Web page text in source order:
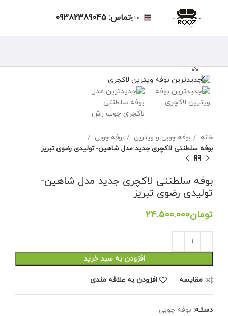
منوتماس: 09382389045
برای بزرگنمایی کلیک کنید
خانه بوفه چوبی و ویترین
بوفه چوبی
بوفه سلطنتی لاکچری جدید مدل شاهین- تولیدی رضوی تبریز
بوفه سلطنتی لاکچری جدید مدل شاهین-
تولیدی رضوی تبریز
تومان
افزودن به سبد خرید
مقايسه افزودن به علاقه مندی
دسته: بوفه چوبی